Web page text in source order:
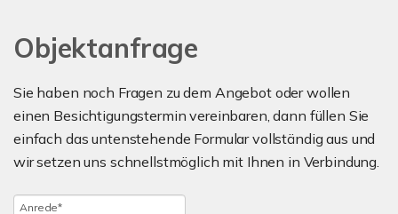
Objektanfrage
Sie haben noch Fragen zu dem Angebot oder wollen
einen Besichtigungstermin vereinbaren, dann füllen Sie
einfach das untenstehende Formular vollständig aus und
wir setzen uns schnellstmöglich mit Ihnen in Verbindung.